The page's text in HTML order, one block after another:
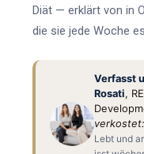
Diät — erklärt von in
die sie jede Woche
Verfasst
Rosati,
Lebt und